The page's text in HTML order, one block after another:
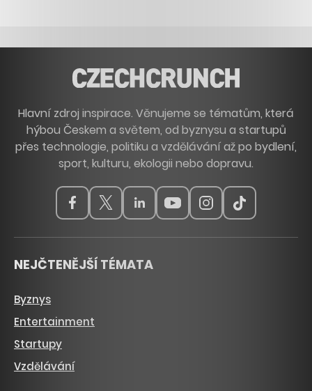
Hlavní zdroj inspirace. Věnujeme se tématům, která
hýbou Českem a světem, od byznysu a startupů
přes technologie, politiku a vzdělávání až po bydlení,
sport, kulturu, ekologii nebo dopravu.
NEJČTENĚJŠÍ TÉMATA
Byznys
Entertainment
Startupy
Vzdělávání